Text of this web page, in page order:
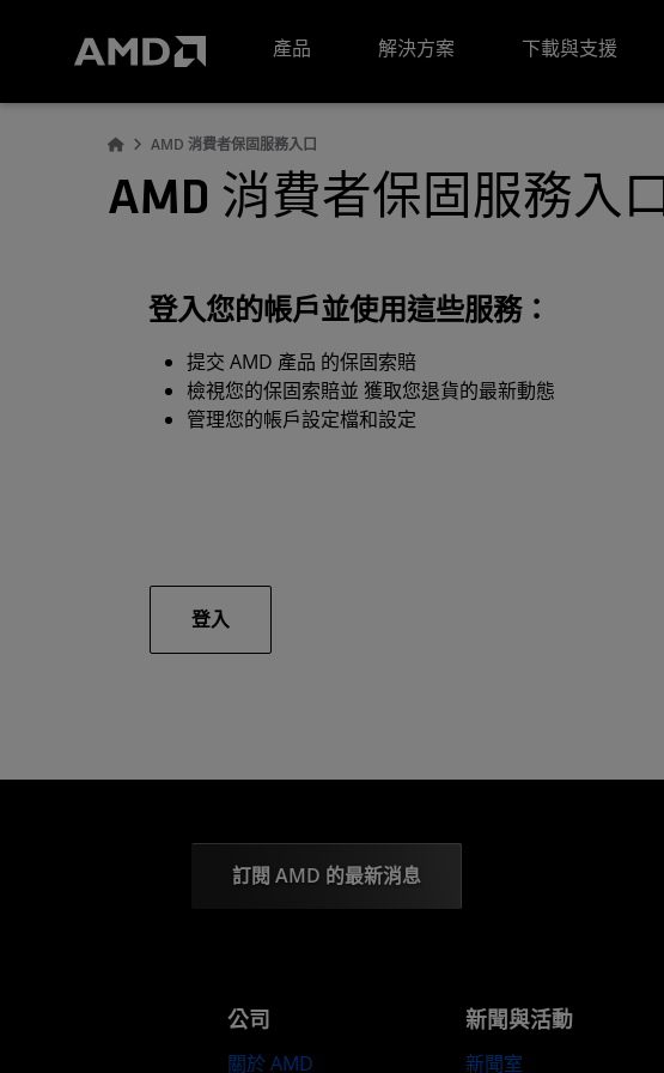
產品
解決方案 下載與支援
AMD 消費者保固服務入口
AMD 消費者保固服務入口
登入您的帳戶並使用這些服務：
提交 AMD 產品 的保固索賠
檢視您的保固索賠並 獲取您退貨的最新動態
管理您的帳戶設定檔和設定
登入
訂閱 AMD 的最新消息
公司
關於 AMD
新聞與活動
新聞室